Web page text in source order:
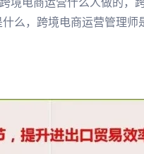
境电商运营什么人做的，
么，跨境电商运营管理师